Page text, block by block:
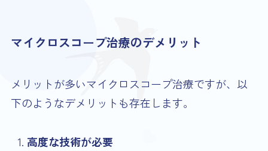
マイクロスコープ治療のデメリット
メリットが多いマイクロスコープ治療ですが、以
下のようなデメリットも存在します。
高度な技術が必要